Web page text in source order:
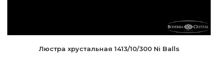
Люстра хрустальная 1413/10/300 Ni Balls